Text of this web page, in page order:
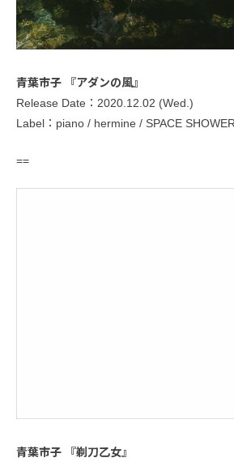
青葉市子 『アダンの風』
Release Date：2020.12.02 (Wed.)
Label：piano / hermine / SPACE
==
青葉市子 『剃刀乙女』